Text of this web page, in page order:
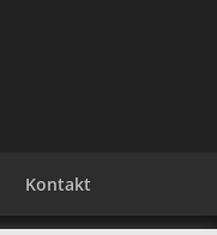
Kontakt